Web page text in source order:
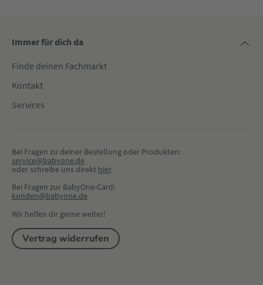
Immer für dich da
Finde deinen Fachmarkt
Kontakt
Services
Bei Fragen zu deiner Bestellung oder Produkten:
service@babyone.de
oder schreibe uns direkt hier.
Bei Fragen zur BabyOne-Card:
kunden@babyone.de
Wir helfen dir gerne weiter!
Vertrag widerrufen